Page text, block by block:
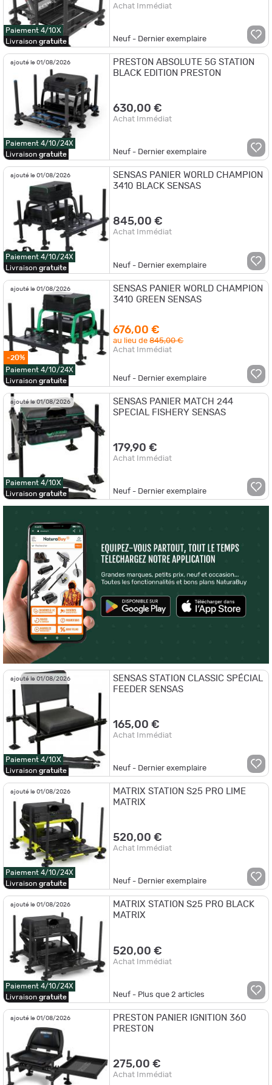
Paiement 4/10X
Livraison gratuite
Achat Immédiat
Neuf - Dernier exemplaire
ajouté le 01/08/2026
Paiement 4/10/24X
Livraison gratuite
PRESTON ABSOLUTE 5G STATION
BLACK EDITION PRESTON
630,00 €
Achat Immédiat
Neuf - Dernier exemplaire
ajouté le 01/08/2026
Paiement 4/10/24X
Livraison gratuite
SENSAS PANIER WORLD CHAMPION
3410 BLACK SENSAS
845,00 €
Achat Immédiat
Neuf - Dernier exemplaire
ajouté le 01/08/2026
-20%
Paiement 4/10/24X
Livraison gratuite
SENSAS PANIER WORLD CHAMPION
3410 GREEN SENSAS
676,00 €
au lieu de845,00 €
Achat Immédiat
Neuf - Dernier exemplaire
ajouté le 01/08/2026
Paiement 4/10X
Livraison gratuite
SENSAS PANIER MATCH 244
SPECIAL FISHERY SENSAS
179,90 €
Achat Immédiat
Neuf - Dernier exemplaire
ajouté le 01/08/2026
Paiement 4/10X
Livraison gratuite
SENSAS STATION CLASSIC SPÉCIAL
FEEDER SENSAS
165,00 €
Achat Immédiat
Neuf - Dernier exemplaire
ajouté le 01/08/2026
Paiement 4/10/24X
Livraison gratuite
MATRIX STATION S25 PRO LIME
MATRIX
520,00 €
Achat Immédiat
Neuf - Dernier exemplaire
ajouté le 01/08/2026
Paiement 4/10/24X
Livraison gratuite
MATRIX STATION S25 PRO BLACK
MATRIX
520,00 €
Achat Immédiat
Neuf - Plus que2 articles
ajouté le 01/08/2026
PRESTON PANIER IGNITION 360
PRESTON
275,00 €
Achat Immédiat